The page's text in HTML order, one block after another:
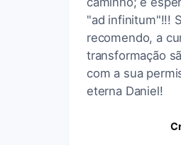
"ad infinitum"!!!
recomendo, a
transformação
com a sua
eterna Daniel!